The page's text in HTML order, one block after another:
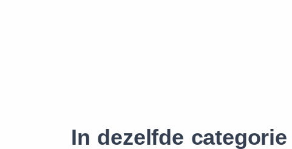
In dezelfde categorie